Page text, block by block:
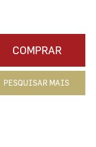
COMPRAR
PESQUISAR MAIS